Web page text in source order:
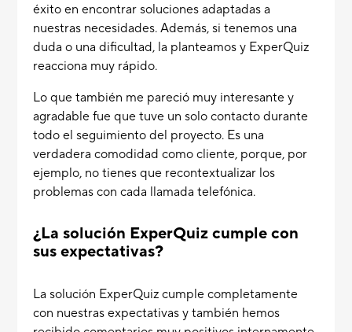
éxito en encontrar soluciones adaptadas a
nuestras necesidades. Además, si tenemos una
duda o una dificultad, la planteamos y ExperQuiz
reacciona muy rápido.
Lo que también me pareció muy interesante y
agradable fue que tuve un solo contacto durante
todo el seguimiento del proyecto. Es una
verdadera comodidad como cliente, porque, por
ejemplo, no tienes que recontextualizar los
problemas con cada llamada telefónica.
¿La solución ExperQuiz cumple con
sus expectativas?
La solución ExperQuiz cumple completamente
con nuestras expectativas y también hemos